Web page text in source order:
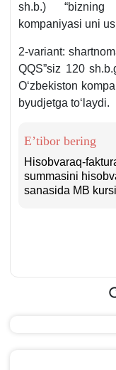
sh.b.) “bizning
kompaniyasi uni
2-variant:
QQS”siz 120
Oʻzbekiston
byudjetga toʻlaydi.
E’tibor bering
Hisobvaraq-
summasini
sanasida MB